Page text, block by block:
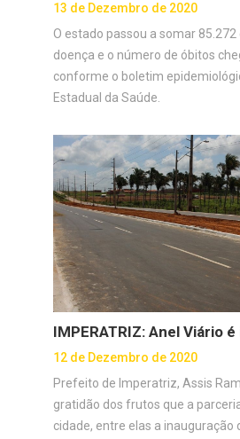
13 de Dezembro de 2020
O estado passou a somar
doença e o número de óbitos
conforme o boletim
Estadual da Saúde.
IMPERATRIZ: Anel Viário
12 de Dezembro de 2020
Prefeito de Imperatriz, Assis
gratidão dos frutos que a
cidade, entre elas a inauguração